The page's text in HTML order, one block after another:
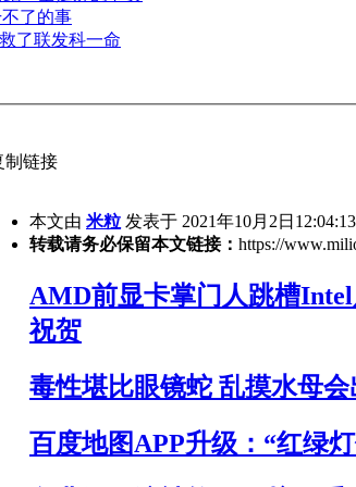
不了的事
了联发科一命
制链接
本文由 米粒 发表于 2021年10月2日12:04:13
转载请务必保留本文链接： https://
AMD前显卡掌门人跳槽
祝贺
毒性堪比眼镜蛇 乱摸水母会
百度地图APP升级：“红绿